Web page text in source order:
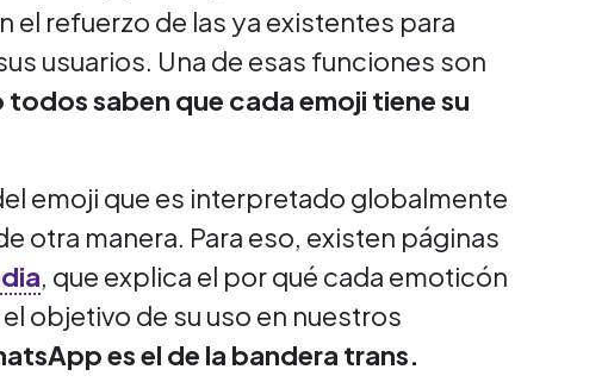
el refuerzo de las ya existentes para
usuarios. Una de esas funciones son
todos saben que cada emoji tiene su
emoji que es interpretado globalmente
otra manera. Para eso, existen páginas
, que explica el por qué cada emoticón
objetivo de su uso en nuestros
es el de la bandera trans.